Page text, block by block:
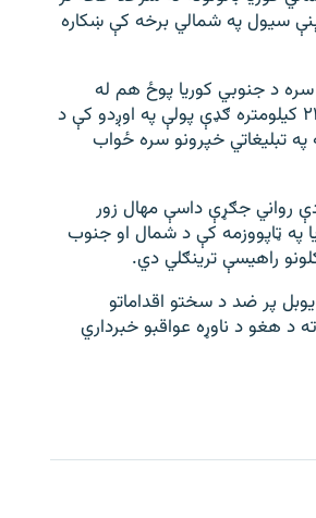
سیول په شمالي برخه کې ښکاره
د جنوبي کوریا پوځ هم له
شمالي کوریا سره د ۲۴۸ کیلومتره ګډې پولې په اوږدو کې د
په تبلیغاتي خپرونو سره ځواب
رواني جګړې داسې مهال زور
په ټاپووزمه کې د شمال او جنوب
راهیسې ترینګلي دي.
پر ضد د سختو اقداماتو
د هغو د ناوړه عواقبو خبرداري